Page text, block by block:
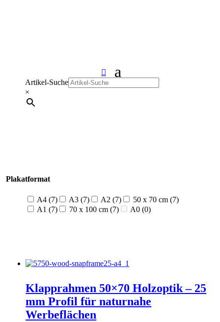
Artikel-Suche
×
Plakatformat
A4(7) A3(7) A2(7) 50 x 70 cm(7)
A1(7) 70 x 100 cm(7) A0(0)
Klapprahmen 50×70 Holzoptik – 25
mm Profil für naturnahe
Werbeflächen